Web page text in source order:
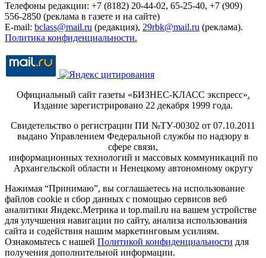
Телефоны редакции: +7 (8182) 20-44-02, 65-25-40, +7 (909)
556-2850 (реклама в газете и на сайте)
E-mail: bclass@mail.ru (редакция), 29rbk@mail.ru (реклама).
Политика конфиденциальности.
Официальный сайт газеты «БИЗНЕС-КЛАСС экспресс».
Издание зарегистрировано 22 декабря 1999 года.
Свидетельство о регистрации ПИ №ТУ-00302 от 07.10.2011
выдано Управлением Федеральной службы по надзору в
сфере связи,
информационных технологий и массовых коммуникаций по
Архангельской области и Ненецкому автономному округу
Нажимая “Принимаю”, вы соглашаетесь на использование
файлов cookie и сбор данных с помощью сервисов веб
аналитики Яндекс.Метрика и top.mail.ru на вашем устройстве
для улучшения навигации по сайту, анализа использования
сайта и содействия нашим маркетинговым усилиям.
Ознакомьтесь с нашей Политикой конфиденциальности для
получения дополнительной информации.